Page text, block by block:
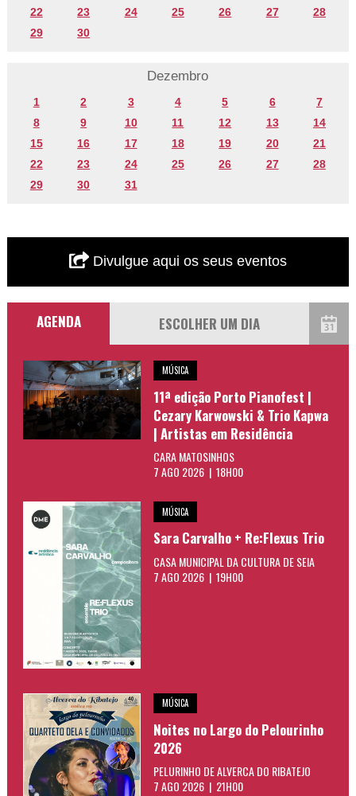
22 23 24 25 26 27
28
29
30
Dezembro
1 2 3 4 5 6
7
8
9 10 11 12 13
14
15
16 17 18 19 20
21
22
23 24 25 26 27
28
29
30 31
Divulgue aqui os seus eventos
AGENDA
MÚSICA
11ª edição Porto Pianofest |
Cezary Karwowski & Trio Kapwa
| Artistas em Residência
CARA MATOSINHOS
7 AGO 2026 | 18H00
MÚSICA
Sara Carvalho + Re:Flexus Trio
CASA MUNICIPAL DA CULTURA DE SEIA
7 AGO 2026 | 19H00
MÚSICA
Noites no Largo do Pelourinho
2026
PELURINHO DE ALVERCA DO RIBATEJO
7 AGO 2026 | 21H00